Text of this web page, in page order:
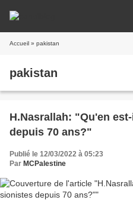
Accueil » pakistan
pakistan
H.Nasrallah: "Qu'en
depuis 70 ans?"
Publié le 12/03/2022 à 05:23
Par MCPalestine